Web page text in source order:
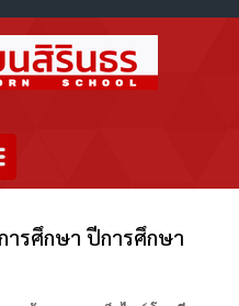
ารศึกษา ปีการศึกษา